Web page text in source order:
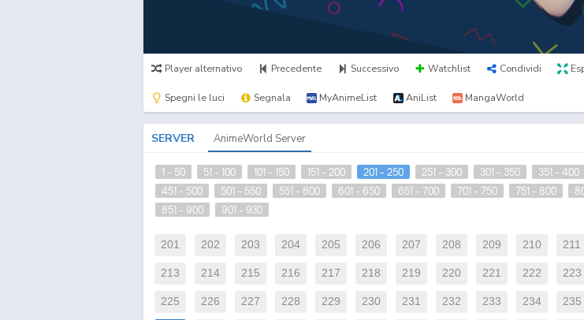
Player alternativo Precedente Successivo Watchlist Condividi
Spegni le luci Segnala MyAnimeList AniList MangaWorld
SERVER AnimeWorld Server
1 - 50 51 - 100 101 - 150 151 - 200 201 - 250 251 - 300 301 - 350 351 - 400
451 - 500
501 - 550 551 - 600 601 - 650 651 - 700 701 - 750 751 - 800
851 - 900
901 - 930
201 202 203 204 205 206 207 208 209 210 211
213 214 215 216 217 218 219 220 221 222 223
225 226 227 228 229 230 231 232 233 234 235